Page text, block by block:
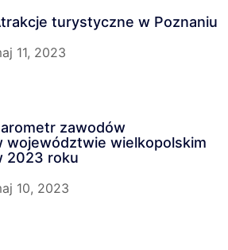
turystyczne w Poznaniu
11, 2023
zawodów
województwie wielkopolskim
2023 roku
10, 2023